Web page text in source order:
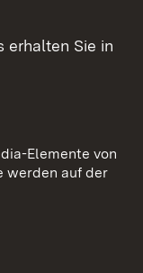
erhalten Sie in
Elemente von
werden auf der